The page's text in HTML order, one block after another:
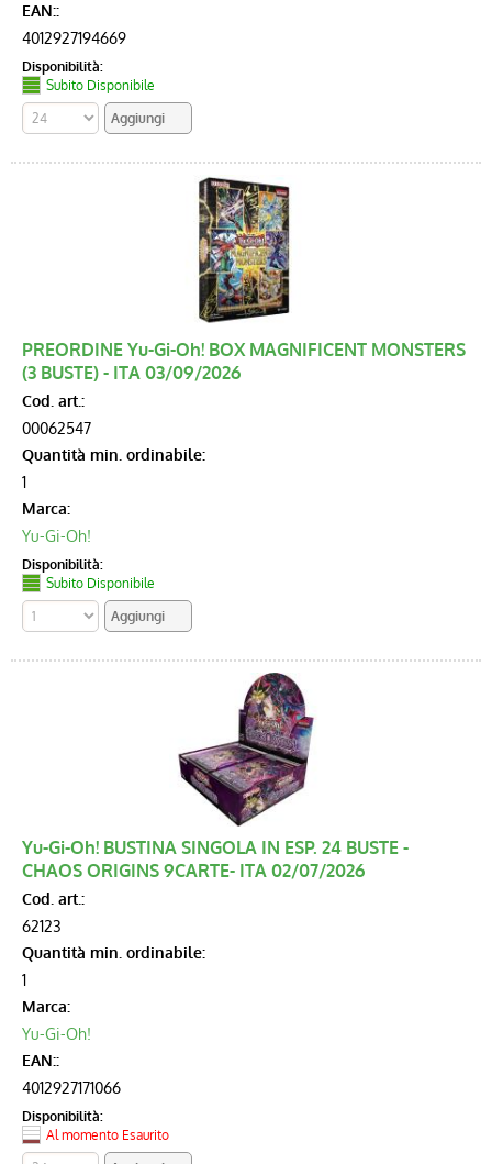
EAN::
4012927194669
Disponibilità:
Subito Disponibile
PREORDINE Yu-Gi-Oh! BOX MAGNIFICENT MONSTERS
(3 BUSTE) - ITA 03/09/2026
Cod. art.:
00062547
Quantità min. ordinabile:
1
Marca:
Yu-Gi-Oh!
Disponibilità:
Subito Disponibile
Yu-Gi-Oh! BUSTINA SINGOLA IN ESP. 24 BUSTE -
CHAOS ORIGINS 9CARTE- ITA 02/07/2026
Cod. art.:
62123
Quantità min. ordinabile:
1
Marca:
Yu-Gi-Oh!
EAN::
4012927171066
Disponibilità:
Al momento Esaurito